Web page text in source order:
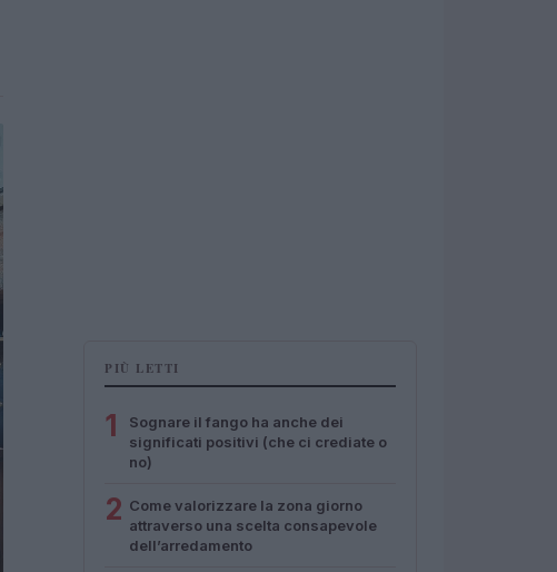
PIÙ LETTI
1
Sognare il fango ha anche dei
significati positivi (che ci crediate o
no)
2 Come valorizzare la zona giorno
attraverso una scelta consapevole
dell’arredamento